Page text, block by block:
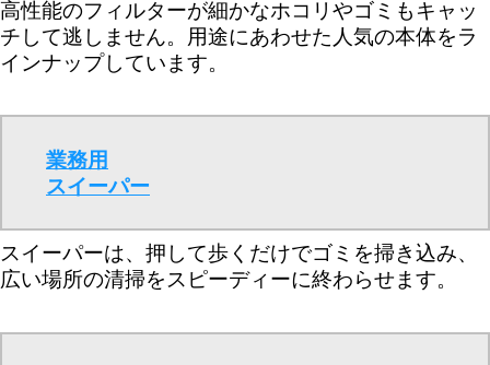
高性能のフィルターが細かなホコリやゴミもキャッ
チして逃しません。用途にあわせた人気の本体をラ
インナップしています。
業務用
スイーパー
スイーパーは、押して歩くだけでゴミを掃き込み、
広い場所の清掃をスピーディーに終わらせます。